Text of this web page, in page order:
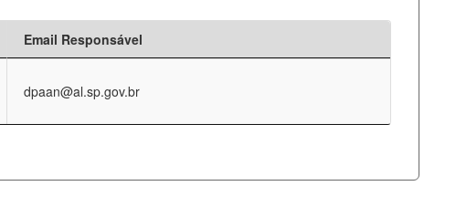
Email Responsável
dpaan@al.sp.gov.br